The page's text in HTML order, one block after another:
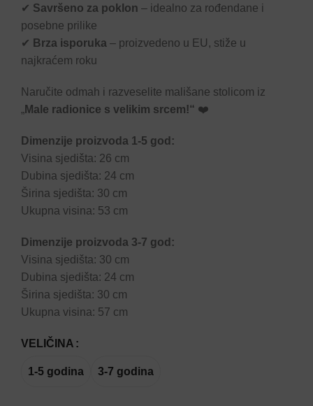
✔ Savršeno za poklon – idealno za rođendane i
posebne prilike
✔ Brza isporuka – proizvedeno u EU, stiže u
najkraćem roku
Naručite odmah i razveselite mališane stolicom iz
„Male radionice s velikim srcem!“ ❤️
Dimenzije proizvoda 1-5 god:
Visina sjedišta: 26 cm
Dubina sjedišta: 24 cm
Širina sjedišta: 30 cm
Ukupna visina: 53 cm
Dimenzije proizvoda 3-7 god:
Visina sjedišta: 30 cm
Dubina sjedišta: 24 cm
Širina sjedišta: 30 cm
Ukupna visina: 57 cm
VELIČINA
1-5 godina 3-7 godina